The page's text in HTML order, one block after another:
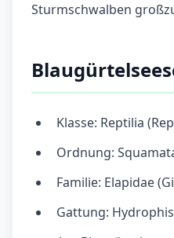
Sturmschwalben
Klasse: Reptilia
Ordnung:
Familie: Elapidae
Gattung: Hydrophis